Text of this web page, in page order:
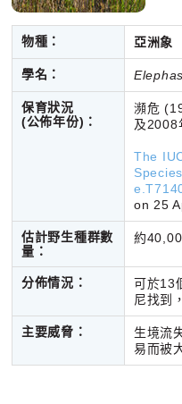
物種： 亞洲象
學名：
保育狀況
(公佈年份)：
瀕危
及2008
The
on 25
估計野生種群數
量：
約
分佈情況：
可於13
尼找到
主要威脅：
生境流
易而被